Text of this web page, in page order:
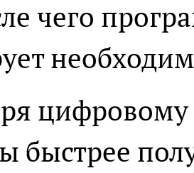
чего
быстрее